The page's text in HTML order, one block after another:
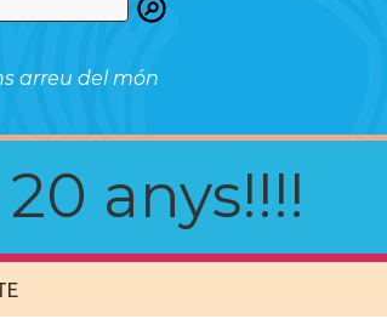
arreu del món
anys!!!!